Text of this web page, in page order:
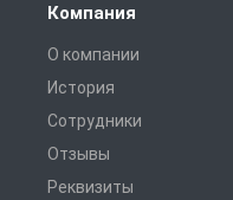
Компания
О компании
История
Сотрудники
Отзывы
Реквизиты